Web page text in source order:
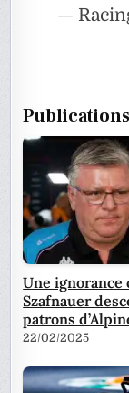
—
Une ignorance
Szafnauer
patrons
22/02/2025